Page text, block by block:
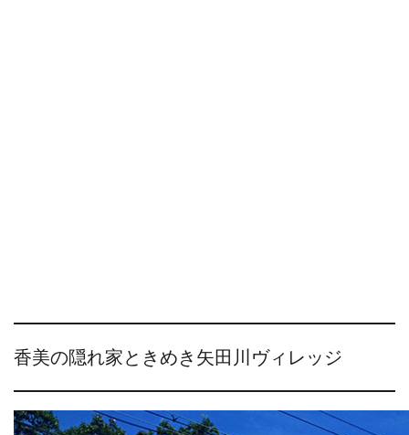
香美の隠れ家ときめき矢田川ヴィレッジ